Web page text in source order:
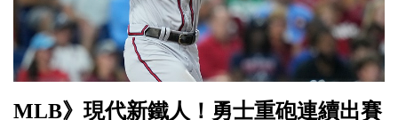
MLB》現代新鐵人！勇士重砲連續出賽